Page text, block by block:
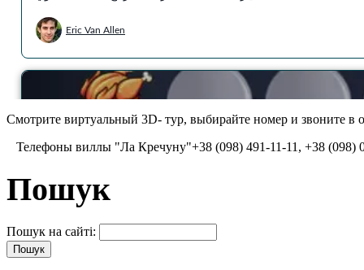
Смотрите виртуальный 3D- тур, выбирайте номер и звоните в
Телефоны виллы "Ла Кречуну"+38 (098) 491-11-11, +38 (098)
Пошук
Пошук на сайті: